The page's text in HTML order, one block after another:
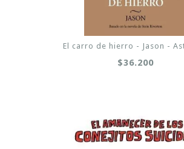
El carro de hierro - Jason -
$36.200